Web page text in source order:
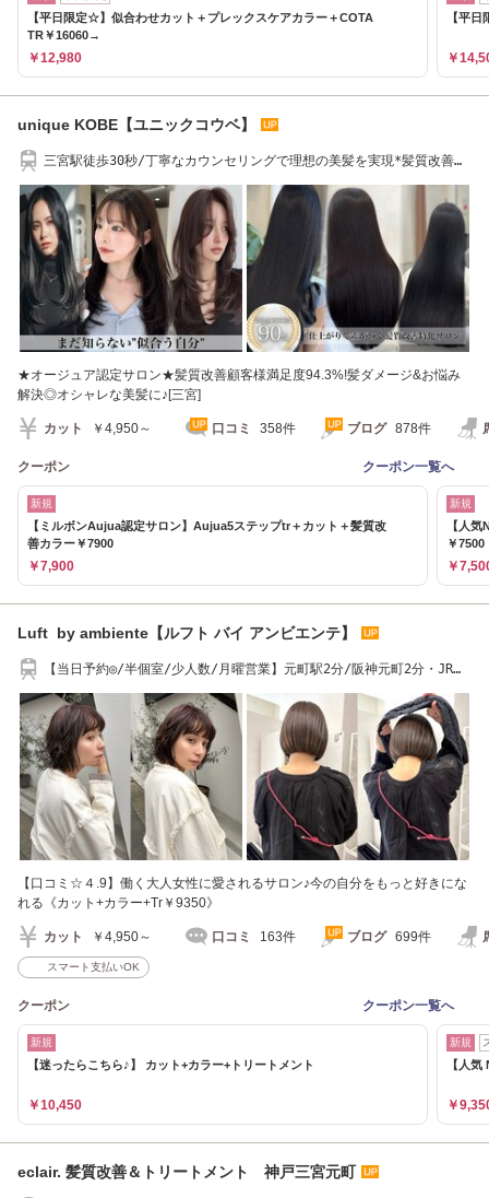
【平日限定☆】似合わせカット＋プレックスケアカラー＋COTA
TR￥16060→
￥12,980
【平
￥
unique KOBE【ユニックコウベ】
三宮駅徒歩30秒/丁寧なカウンセリングで理想の美髪を実現*髪質改善カ
★オージュア認定サロン★髪質改善顧客様満足度94.3%!髪ダメージ&お悩み
解決◎オシャレな美髪に♪[三宮]
カット ￥4,950～ 口コミ 358件 ブログ 878件
クーポン クーポン一覧へ
新規
【ミルボンAujua認定サロン】Aujua5ステップtr＋カット＋髪質改
善カラー￥7900
￥7,900
新規
【人
￥7500
￥
Luft by ambiente【ルフト バイ アンビエンテ】
【当日予約◎/半個室/少人数/月曜営業】元町駅2分/阪神元町2分・JR三
【口コミ☆４.9】働く大人女性に愛されるサロン♪今の自分をもっと好きにな
れる《カット+カラー+Tr￥9350》
カット ￥4,950～ 口コミ 163件 ブログ 699件
スマート支払いOK
クーポン クーポン一覧へ
新規
【迷ったらこちら♪】 カット+カラー+トリートメント
￥10,450
新規
【人
￥
eclair. 髪質改善＆トリートメント 神戸三宮元町